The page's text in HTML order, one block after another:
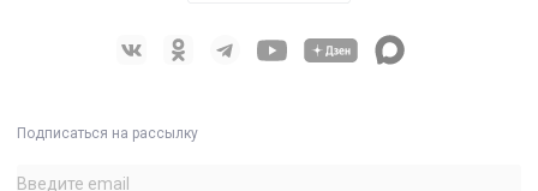
Подписаться на рассылку